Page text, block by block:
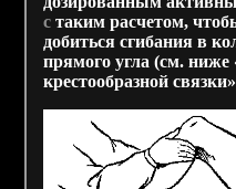
стаким расчетом,
добиться сгибания в
прямого угла (см. ниже
крестообразной